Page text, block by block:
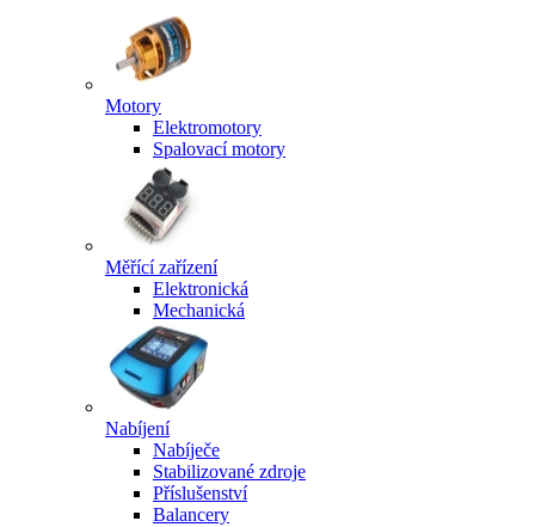
Motory
Elektromotory
Spalovací motory
Měřící zařízení
Elektronická
Mechanická
Nabíjení
Nabíječe
Stabilizované zdroje
Příslušenství
Balancery